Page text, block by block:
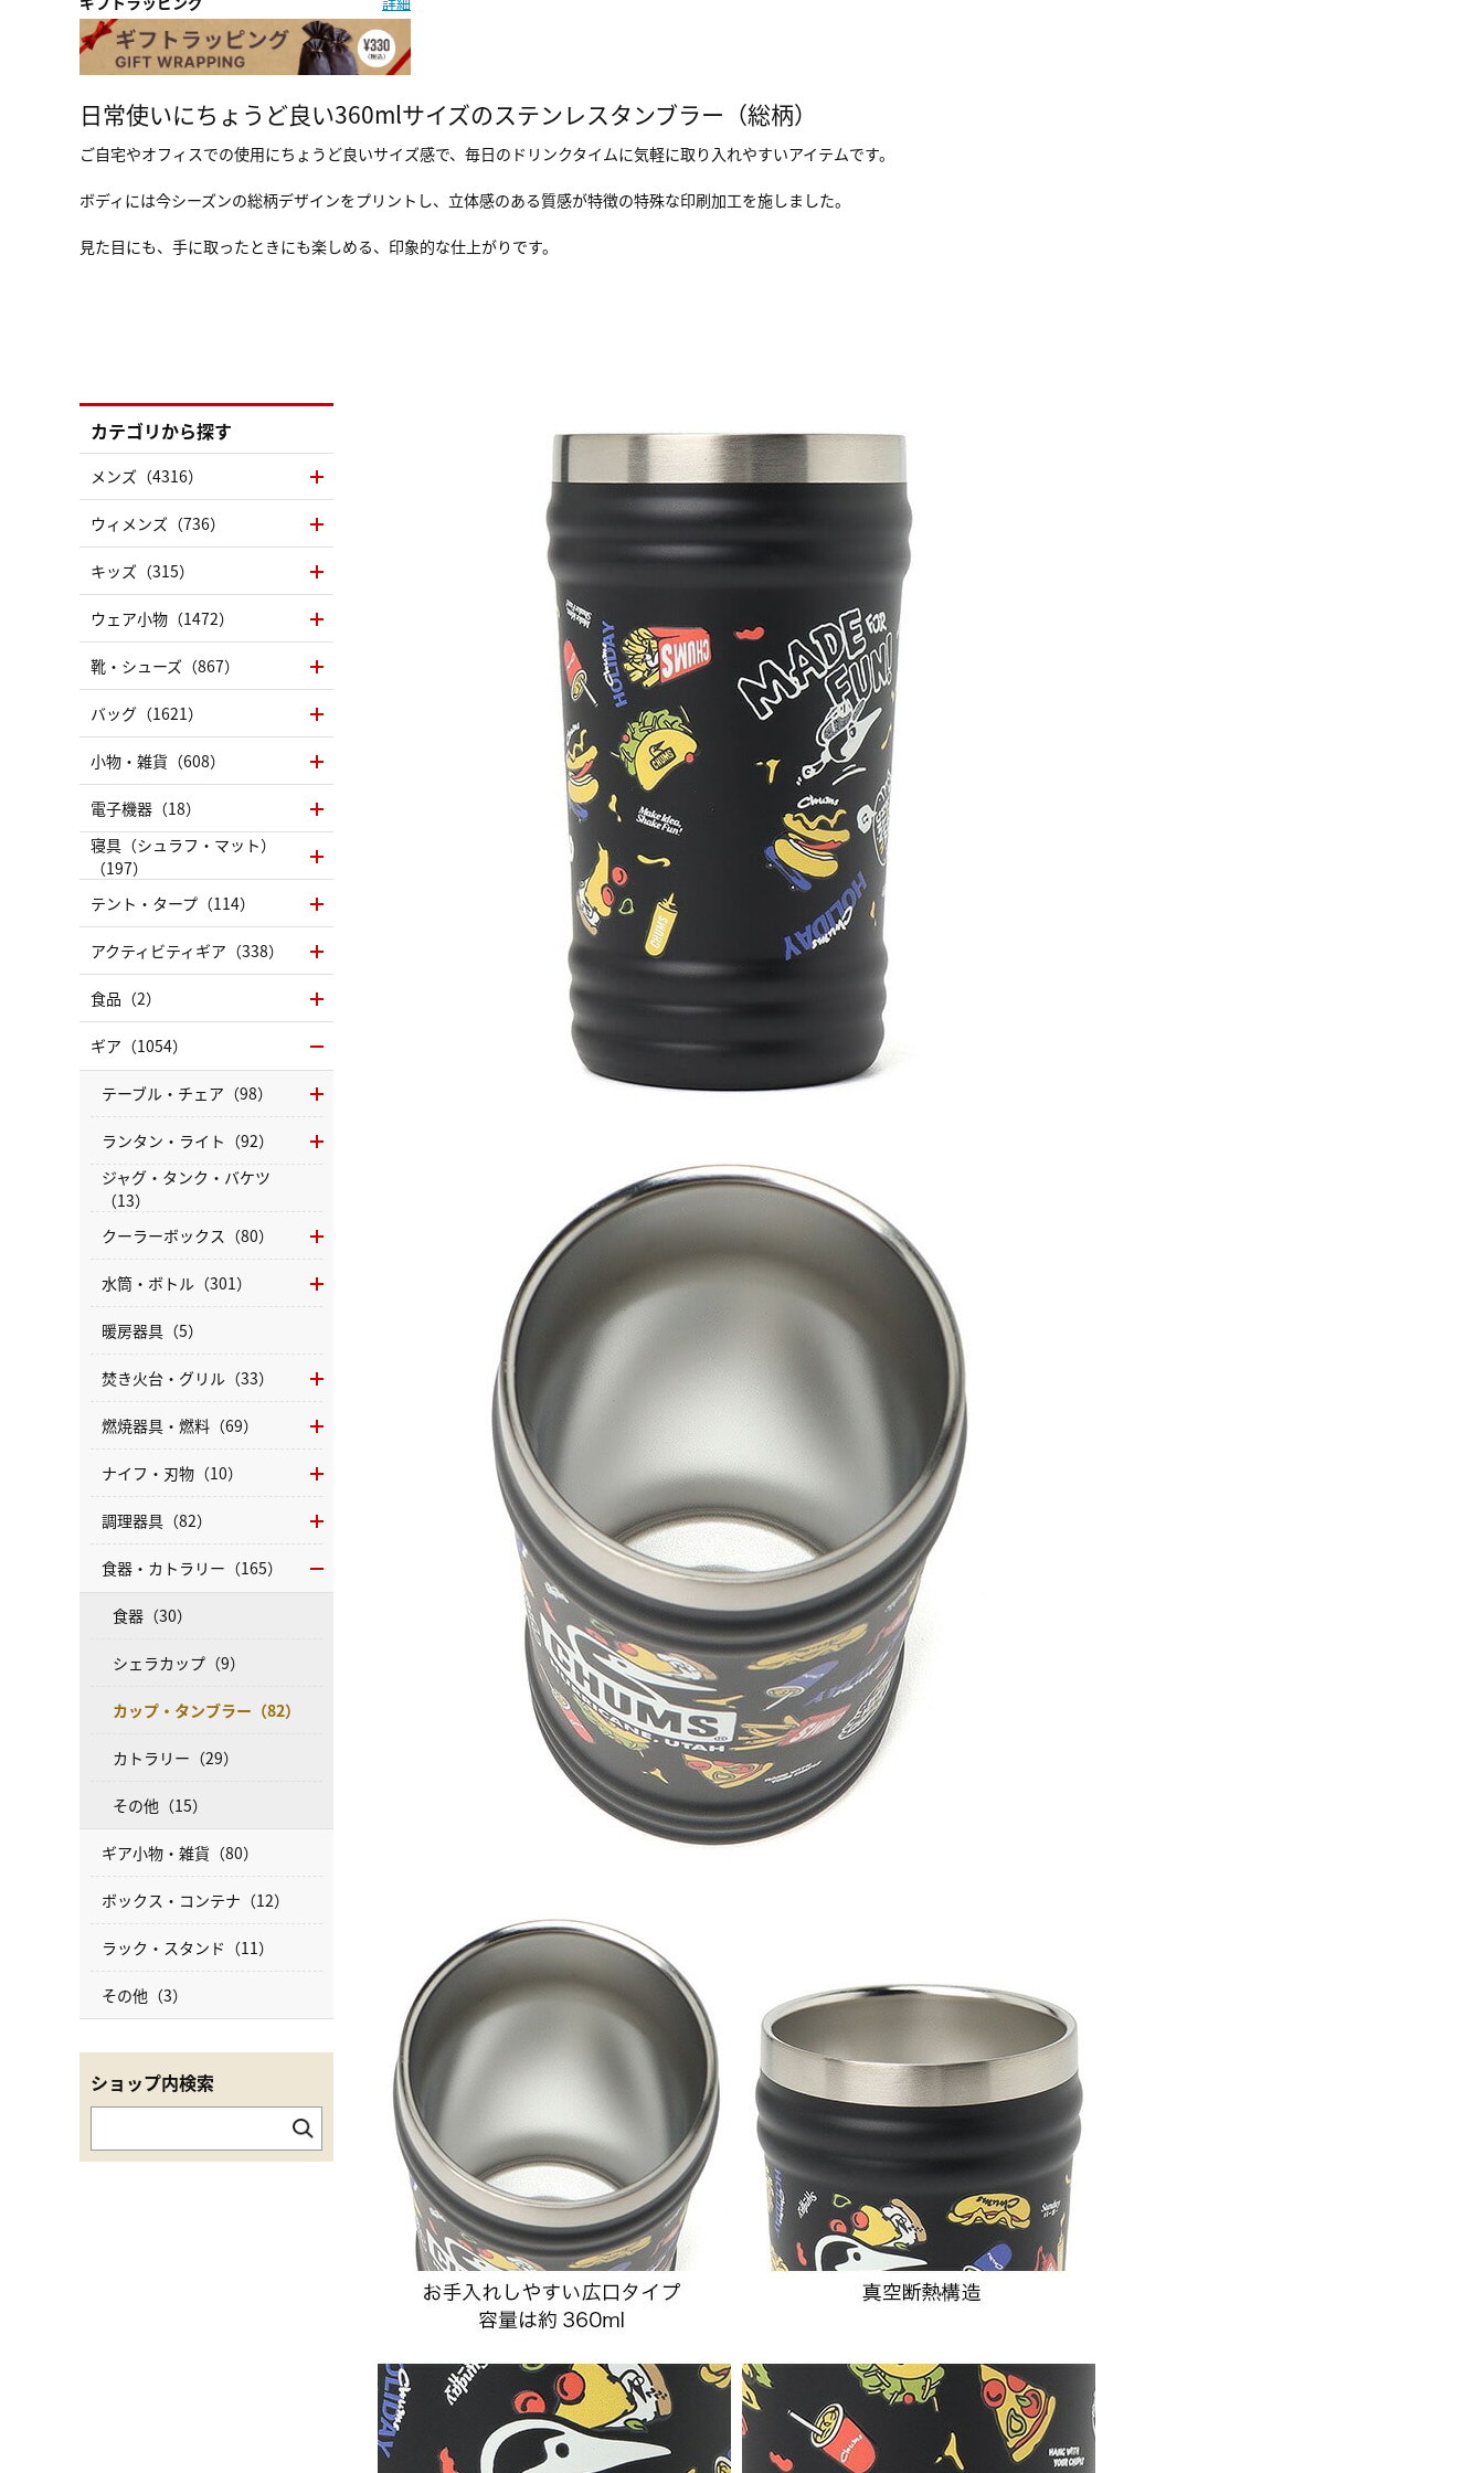
日常使いにちょうど良い360mlサイズのステンレスタンブラー（総柄）
ご自宅やオフィスでの使用にちょうど良いサイズ感で、毎日のドリンクタイムに気軽に取り入れやすいアイテムです。
ボディには今シーズンの総柄デザインをプリントし、立体感のある質感が特徴の特殊な印刷加工を施しました。
見た目にも、手に取ったときにも楽しめる、印象的な仕上がりです。
カテゴリから探す
メンズ（4316）
ウィメンズ（736）
キッズ（315）
ウェア小物（1472）
靴・シューズ（867）
バッグ（1621）
小物・雑貨（608）
電子機器（18）
寝具（シュラフ・マット）
（197）
テント・タープ（114）
アクティビティギア（338）
食品（2）
ギア（1054）
テーブル・チェア（98）
ランタン・ライト（92）
ジャグ・タンク・バケツ
（13）
クーラーボックス（80）
水筒・ボトル（301）
暖房器具（5）
焚き火台・グリル（33）
燃焼器具・燃料（69）
ナイフ・刃物（10）
調理器具（82）
食器・カトラリー（165）
食器（30）
シェラカップ（9）
カップ・タンブラー（82）
カトラリー（29）
その他（15）
ギア小物・雑貨（80）
ボックス・コンテナ（12）
ラック・スタンド（11）
その他（3）
ショップ内検索